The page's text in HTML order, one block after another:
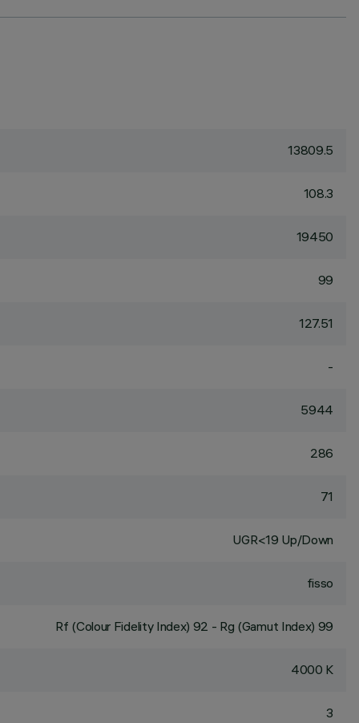
13809.5
108.3
19450
99
127.51
-
5944
286
71
UGR<19 Up/Down
fisso
Rf (Colour Fidelity Index) 92 - Rg (Gamut Index) 99
4000 K
3